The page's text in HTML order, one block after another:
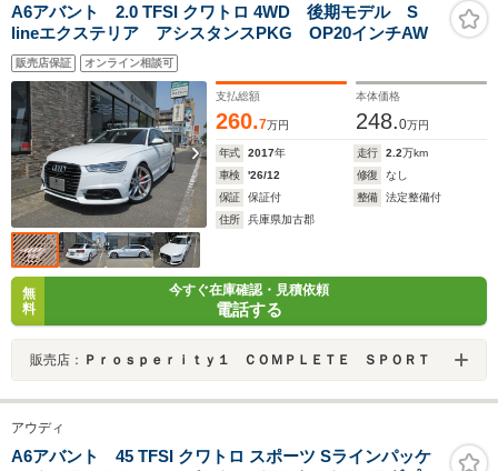
A6アバント 2.0 TFSI クワトロ 4WD 後期モデル S
lineエクステリア アシスタンスPKG OP20インチAW
販売店保証 オンライン相談可
支払総額
260.7万円
本体価格
248.0万円
年式 2017年 走行 2.2万km
車検
'26/12 修復
なし
保証
保証付 整備
法定整備付
住所
兵庫県加古郡
無
料
今すぐ在庫確認・見積依頼
電話する
販売店： Ｐｒｏｓｐｅｒｉｔｙ１ ＣＯＭＰＬＥＴＥ ＳＰＯＲＴ
アウディ
A6アバント 45 TFSI クワトロ スポーツ Sラインパッケ